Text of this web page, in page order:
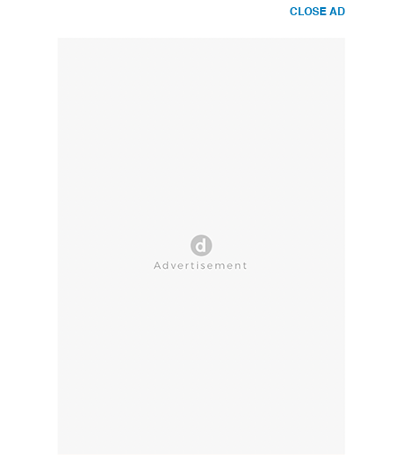
CLOSE AD